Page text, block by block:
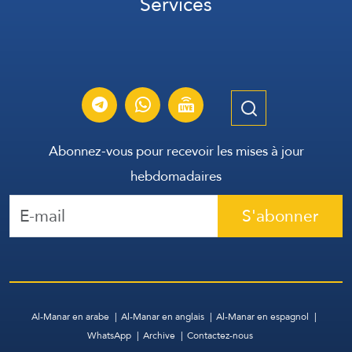
Abonnez-vous pour recevoir les mises à jour
hebdomadaires
S'abonner
Al-Manar en arabe Al-Manar en anglais
Al-Manar en espagnol
WhatsApp
Archive Contactez-nous